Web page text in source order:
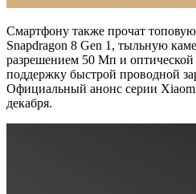
Смартфону также прочат
Snapdragon 8 Gen 1, тыльную
разрешением 50 Мп и оптической
поддержку быстрой проводной
Официальный анонс серии
декабря.